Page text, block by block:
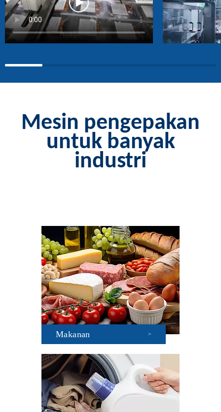
Mesin pengepakan
untuk banyak
industri
Makanan >